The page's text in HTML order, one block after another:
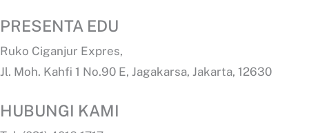
PRESENTA EDU
Ruko Ciganjur Expres,
Jl. Moh. Kahfi 1 No.90 E, Jagakarsa, Jakarta, 12630
HUBUNGI KAMI